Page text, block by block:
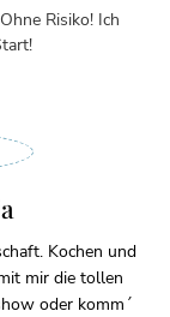
Risiko! Ich
Kochen und
mir die tollen
oder komm´